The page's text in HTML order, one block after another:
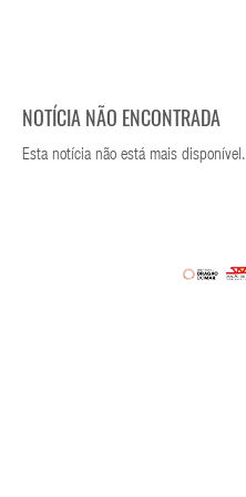
NOTÍCIA NÃO ENCONTRADA
Esta notícia não está mais disponível.